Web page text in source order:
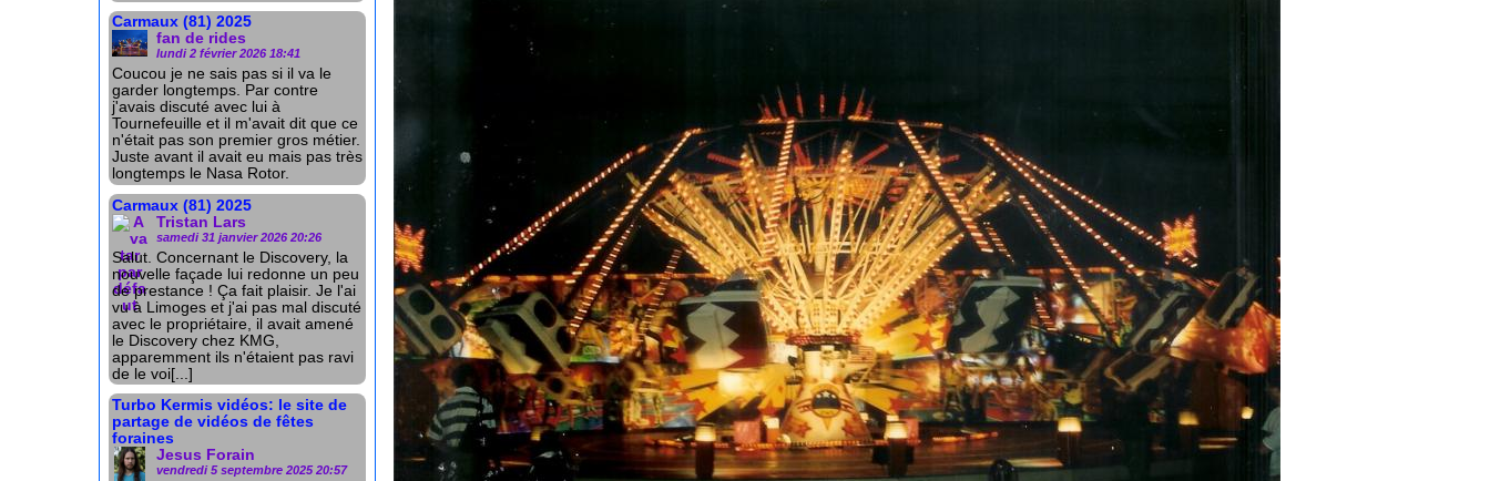
Carmaux (81) 2025
fan de rides
lundi 2 février 2026 18:41
Coucou je ne sais pas si il va le
garder longtemps. Par contre
j'avais discuté avec lui à
Tournefeuille et il m'avait dit que ce
n'était pas son premier gros métier.
Juste avant il avait eu mais pas très
longtemps le Nasa Rotor.
Carmaux (81) 2025
Tristan Lars
samedi 31 janvier 2026 20:26
Salut. Concernant le Discovery, la
nouvelle façade lui redonne un peu
de prestance ! Ça fait plaisir. Je l'ai
vu à Limoges et j'ai pas mal discuté
avec le propriétaire, il avait amené
le Discovery chez KMG,
apparemment ils n'étaient pas ravi
de le voi[...]
Turbo Kermis vidéos: le site de
partage de vidéos de fêtes
foraines
Jesus Forain
vendredi 5 septembre 2025 20:57